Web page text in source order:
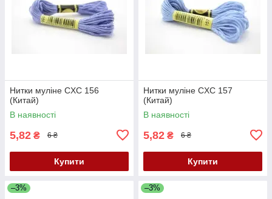
Нитки муліне CXC 156
(Китай)
В наявності
5,82 ₴ 6 ₴
Купити
Нитки муліне CXC 157
(Китай)
В наявності
5,82 ₴ 6 ₴
Купити
–3% –3%